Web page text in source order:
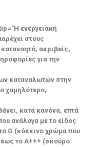
ενεργειακή
στους
ακριβείς,
για την
καταναλωτών στην
χαμηλότερο,
κατά κανόνα, επτά
ανάλογα με το είδος
G (κόκκινο χρώμα που
το Α+++ (σκούρο